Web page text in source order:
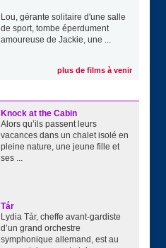
Lou, gérante solitaire d'une salle
de sport, tombe éperdument
amoureuse de Jackie, une ...
plus de films à venir
Knock at the Cabin
Alors qu’ils passent leurs
vacances dans un chalet isolé en
pleine nature, une jeune fille et
ses ...
Tár
Lydia Tár, cheffe avant-gardiste
d’un grand orchestre
symphonique allemand, est au